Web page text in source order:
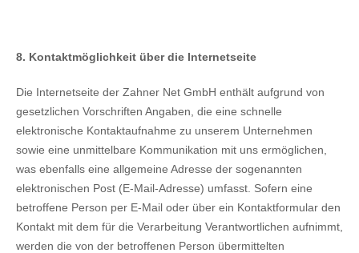
8. Kontaktmöglichkeit über die Internetseite
Die Internetseite der Zahner Net GmbH enthält aufgrund von
gesetzlichen Vorschriften Angaben, die eine schnelle
elektronische Kontaktaufnahme zu unserem Unternehmen
sowie eine unmittelbare Kommunikation mit uns ermöglichen,
was ebenfalls eine allgemeine Adresse der sogenannten
elektronischen Post (E-Mail-Adresse) umfasst. Sofern eine
betroffene Person per E-Mail oder über ein Kontaktformular den
Kontakt mit dem für die Verarbeitung Verantwortlichen aufnimmt,
werden die von der betroffenen Person übermittelten